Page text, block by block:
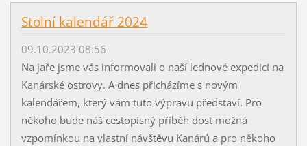
Stolní kalendář 2024
09.10.2023 08:56
Na jaře jsme vás informovali o naší lednové expedici na
Kanárské ostrovy. A dnes přicházíme s novým
kalendářem, který vám tuto výpravu představí. Pro
někoho bude náš cestopisný příběh dost možná
vzpomínkou na vlastní návštěvu Kanárů a pro někoho